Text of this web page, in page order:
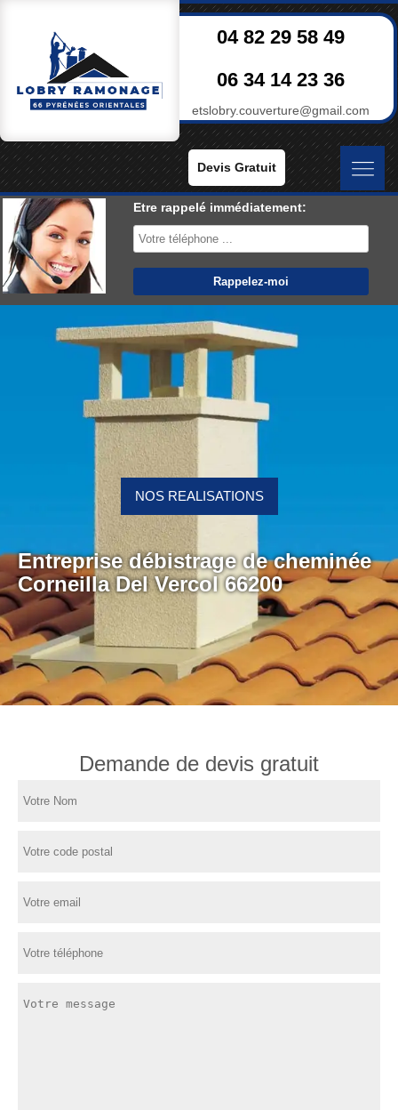
04 82 29 58 49
06 34 14 23 36
etslobry.couverture@gmail.com
Devis Gratuit
Etre rappelé immédiatement:
Entreprise débistrage de cheminée
Corneilla Del Vercol 66200
NOS REALISATIONS
Demande de devis gratuit